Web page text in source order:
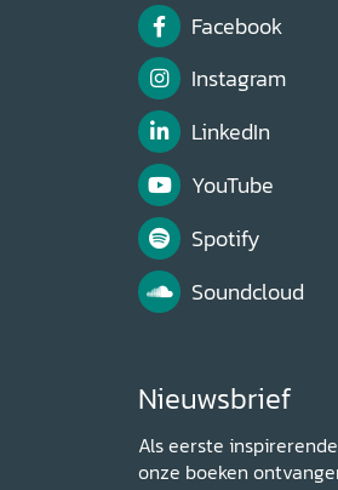
Facebook
Instagram
LinkedIn
YouTube
Spotify
Soundcloud
Nieuwsbrief
Als eerste
onze boeken